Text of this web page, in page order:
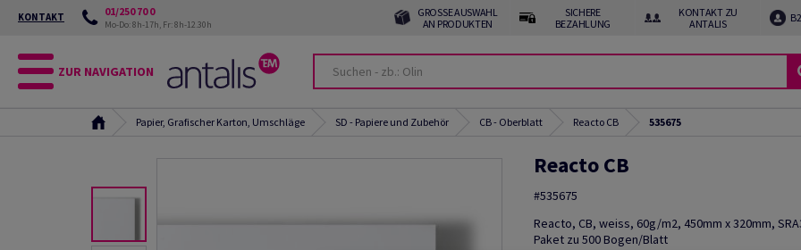
KONTAKT 01/250 70 0
Mo-Do: 8h-17h, Fr: 8h-12.30h
GROSSE AUSWAHL A
N PRODUKTEN
SICHERE
BEZAHLUNG
KONTAKT ZU
ANTALIS
ZUR NAVIGATION
Papier, Grafischer Karton, Umschläge SD - Papiere und Zubehör CB - Oberblatt Reacto CB 535675
Reacto CB
#535675
Reacto, CB, weiss, 60g/m2, 450mm x 320mm,
Paket zu 500 Bogen/Blatt